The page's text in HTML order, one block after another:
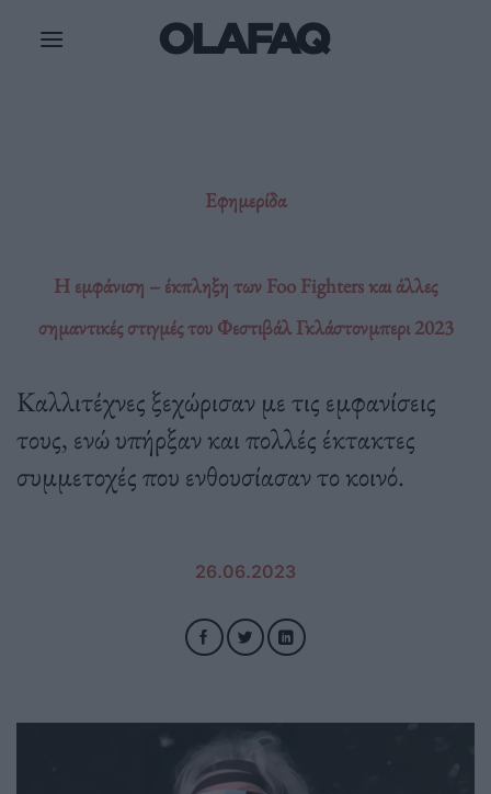
Εφημερίδα
Η εμφάνιση – έκπληξη των Foo Fighters και άλλες
σημαντικές στιγμές του Φεστιβάλ Γκλάστονμπερι 2023
Καλλιτέχνες ξεχώρισαν με τις εμφανίσεις
τους, ενώ υπήρξαν και πολλές έκτακτες
συμμετοχές που ενθουσίασαν το κοινό.
26.06.2023